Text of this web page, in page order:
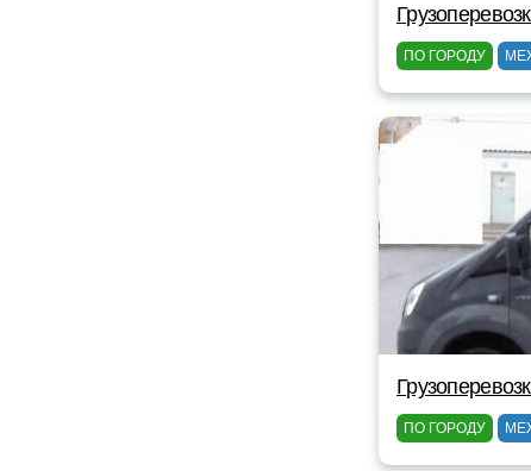
ПО ГОРОДУ
ПО ГОРОДУ